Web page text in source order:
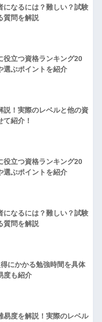
になるには？難しい？試験
質問を解説
役立つ資格ランキング20
選ぶポイントを紹介
説！実際のレベルと他の資
紹介！
役立つ資格ランキング20
選ぶポイントを紹介
になるには？難しい？試験
質問を解説
にかかる勉強時間を具体
度も紹介
易度を解説！実際のレベル